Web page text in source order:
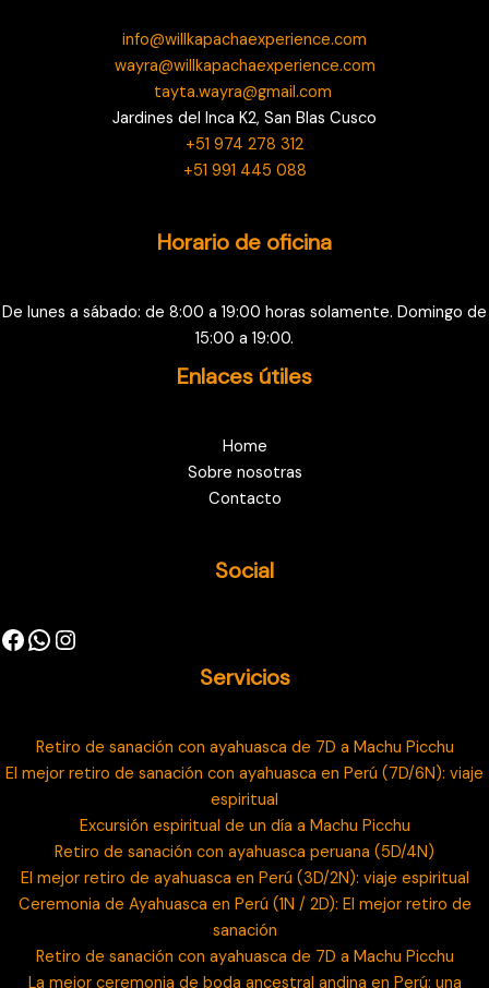
info@willkapachaexperience.com
wayra@willkapachaexperience.com
tayta.wayra@gmail.com
Jardines del Inca K2, San Blas Cusco
+51 974 278 312
+51 991 445 088
Horario de oficina
De lunes a sábado: de 8:00 a 19:00 horas solamente. Domingo de
15:00 a 19:00.
Enlaces útiles
Home
Sobre nosotras
Contacto
Social
Servicios
Retiro de sanación con ayahuasca de 7D a Machu Picchu
El mejor retiro de sanación con ayahuasca en Perú (7D/6N): viaje
espiritual
Excursión espiritual de un día a Machu Picchu
Retiro de sanación con ayahuasca peruana (5D/4N)
El mejor retiro de ayahuasca en Perú (3D/2N): viaje espiritual
Ceremonia de Ayahuasca en Perú (1N / 2D): El mejor retiro de
sanación
Retiro de sanación con ayahuasca de 7D a Machu Picchu
La mejor ceremonia de boda ancestral andina en Perú: una